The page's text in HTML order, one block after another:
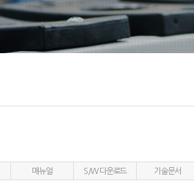
매뉴얼 S/W 다운로드 기술문서